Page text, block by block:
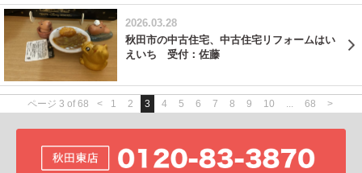
2026.03.28
秋田市の中古住宅、中古住宅リフォームはい
えいち 受付：佐藤
ページ 3 of 68 < 1 2 3 4 5 6 7 8 9 10 ... 68 >